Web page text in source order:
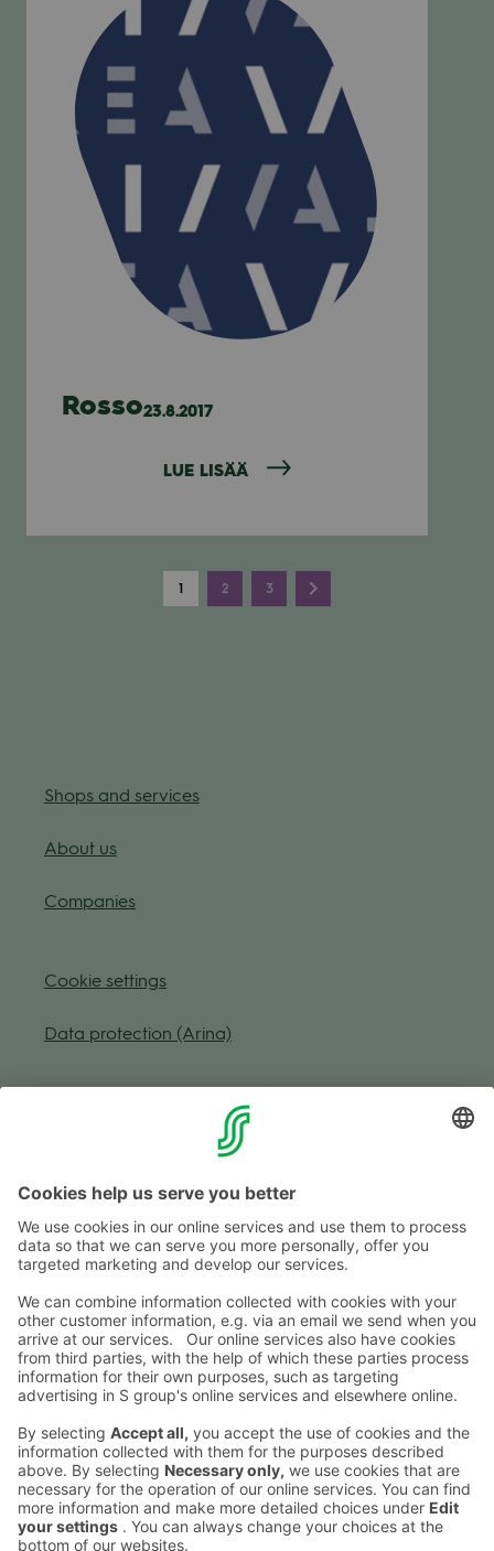
Rosso23.8.2017
LUE LISÄÄ
1 2 3
Shops and ser­vices
About us
Com­pa­nies
Coo­kie set­tings
Data pro­tec­tion (Arina)
Shop­ping centre
Mon-Fri
9–20
Sat
9–19
Sun
11–18